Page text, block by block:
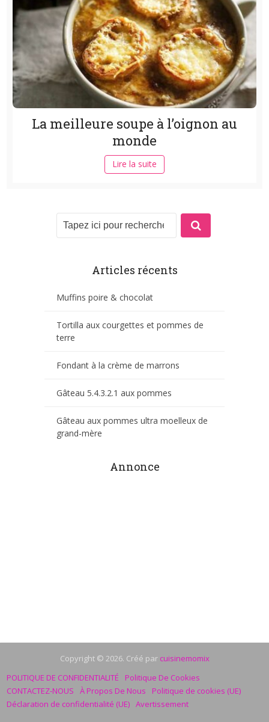
La meilleure soupe à l’oignon au
monde
Lire la suite
Articles récents
Muffins poire & chocolat
Tortilla aux courgettes et pommes de
terre
Fondant à la crème de marrons
Gâteau 5.4.3.2.1 aux pommes
Gâteau aux pommes ultra moelleux de
grand-mère
Annonce
Copyright © 2026. Créé par cuisinemomix
POLITIQUE DE CONFIDENTIALITÉ
Politique De Cookies
CONTACTEZ-NOUS
À Propos De Nous
Politique de cookies (UE)
Déclaration de confidentialité (UE) Avertissement